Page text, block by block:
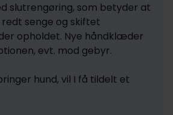
slutrengøring, som betyder at
senge og skiftet
opholdet. Nye håndklæder
evt. mod gebyr.
hund, vil I få tildelt et